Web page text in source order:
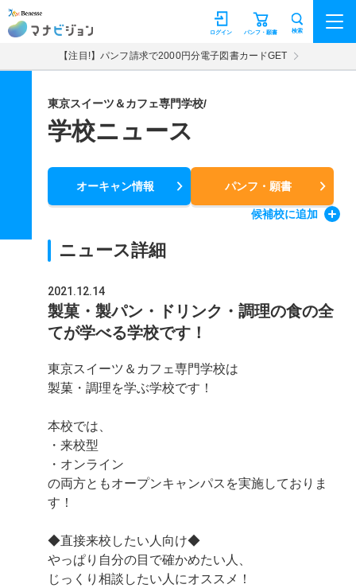
マナビジョン パンフ・願書
ログイン 検索
【注目!】パンフ請求で2000円分電子図書カードGET
東京スイーツ＆カフェ専門学校/
学校ニュース
オーキャン情報 パンフ・願書
候補校に追加
ニュース詳細
2021.12.14
製菓・製パン・ドリンク・調理の食の全
てが学べる学校です！
東京スイーツ＆カフェ専門学校は
製菓・調理を学ぶ学校です！
本校では、
・来校型
・オンライン
の両方ともオープンキャンパスを実施しておりま
す！
◆直接来校したい人向け◆
やっぱり自分の目で確かめたい人、
じっくり相談したい人にオススメ！